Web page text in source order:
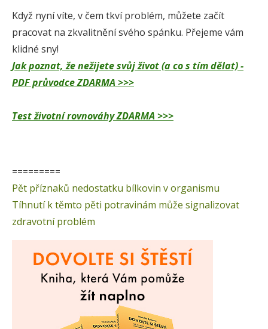
Když nyní víte, v čem tkví problém, můžete začít
pracovat na zkvalitnění svého spánku. Přejeme vám
klidné sny!
Jak poznat, že nežijete svůj život (a co s tím dělat) -
PDF průvodce ZDARMA >>>
Test životní rovnováhy ZDARMA >>>
=========
Pět příznaků nedostatku bílkovin v organismu
Tíhnutí k těmto pěti potravinám může signalizovat
zdravotní problém